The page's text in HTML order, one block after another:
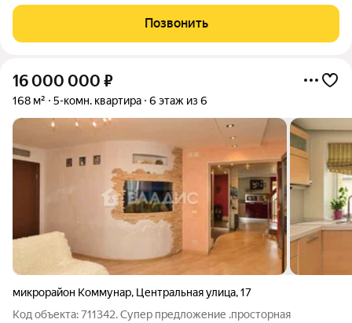
жилую и 17,70 кв. м под кухонную зону. Номер квартиры - 272.
Старт продаж новой
Позвонить
16 000 000 ₽
168 м² 5-комн. квартира 6 этаж из 6
микрорайон Коммунар, Центральная улица,17
Код объекта: 711342. Супер предложение .просторная